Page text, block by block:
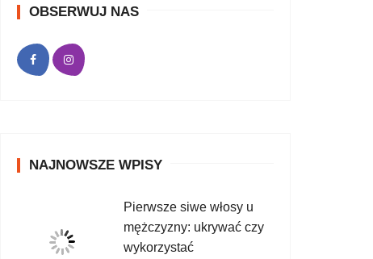
OBSERWUJ NAS
NAJNOWSZE WPISY
Pierwsze siwe włosy u
mężczyzny: ukrywać czy
wykorzystać